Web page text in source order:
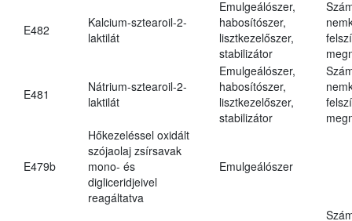
E482
Kalcium-sztearoil-2-
laktilát
Emulgeálószer,
habosítószer,
lisztkezelőszer,
stabilizátor
E481
Nátrium-sztearoil-2-
laktilát
Emulgeálószer,
habosítószer,
lisztkezelőszer,
stabilizátor
E479b
Hőkezeléssel oxidált
szójaolaj zsírsavak
mono- és
digliceridjeivel
reagáltatva
Emulgeálószer